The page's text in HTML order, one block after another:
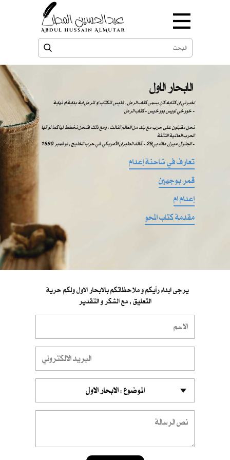
الابحار الاول
اخبرني ان كتابه كان يسمى كتاب الرمل ، فليس للكتاب او للرمل اية بداية او نهاية
خورخي لويس بورخيس - كتاب الرمل -
نحن مقبلون على حرب مع بلد من العالم الثالث ، ومع ذلك فنحن نخطط لها كما لو انها
الحرب العالمية الثالثة
الجنرال ميرل ماك بي29 - قائد الطيران الأمريكي في حرب الخليج , نوفمبر 1990 -
تعارف في شاحنة إعدام
قمر بوجهين
إعدام ام
مقدمة كتاب المحو
التعليق , مع الشكر و التقدير